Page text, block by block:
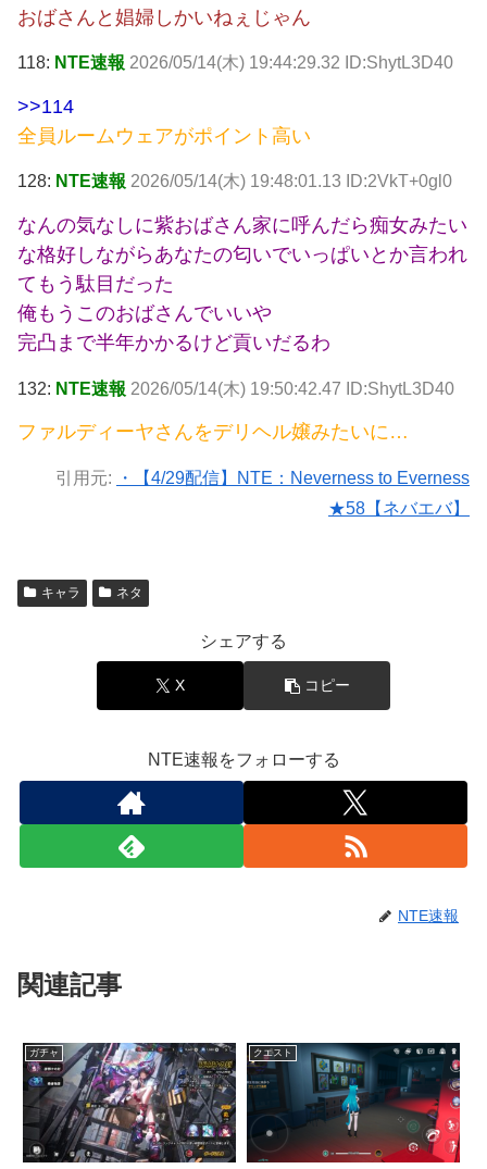
おばさんと娼婦しかいねぇじゃん
118: NTE速報 2026/05/14(木) 19:44:29.32 ID:ShytL3D40
>>114
全員ルームウェアがポイント高い
128: NTE速報 2026/05/14(木) 19:48:01.13 ID:2VkT+0gl0
なんの気なしに紫おばさん家に呼んだら痴女みたい
な格好しながらあなたの匂いでいっぱいとか言われ
てもう駄目だった
俺もうこのおばさんでいいや
完凸まで半年かかるけど貢いだるわ
132: NTE速報 2026/05/14(木) 19:50:42.47 ID:ShytL3D40
ファルディーヤさんをデリヘル嬢みたいに…
引用元:
・【4/29配信】NTE：Neverness to Everness
★58【ネバエバ】
キャラ ネタ
シェアする
X コピー
NTE速報をフォローする
NTE速報
関連記事
ガチャ クエスト